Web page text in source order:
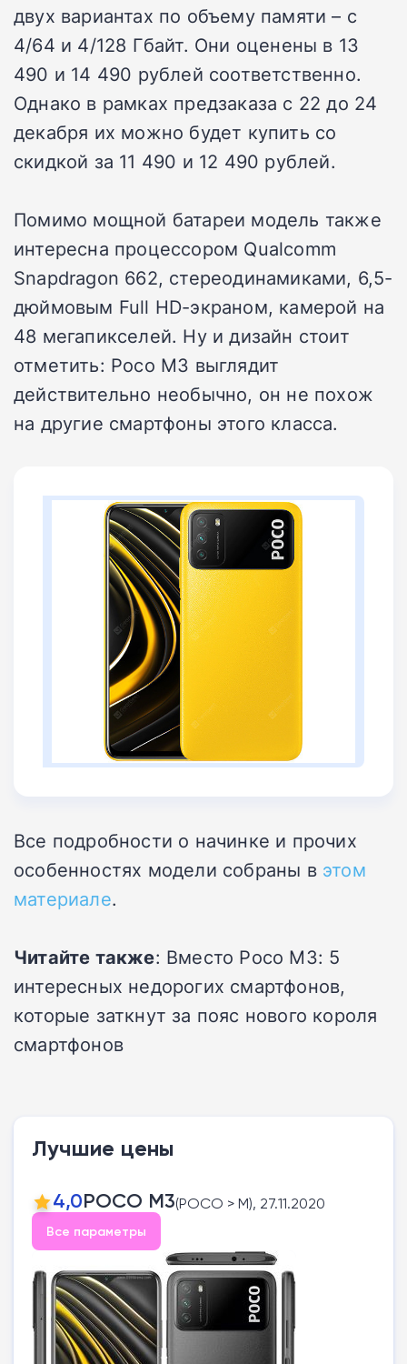
двух вариантах по объему памяти – с
4/64 и 4/128 Гбайт. Они оценены в 13
490 и 14 490 рублей соответственно.
Однако в рамках предзаказа с 22 до 24
декабря их можно будет купить со
скидкой за 11 490 и 12 490 рублей.
Помимо мощной батареи модель также
интересна процессором Qualcomm
Snapdragon 662, стереодинамиками, 6,5-
дюймовым Full HD-экраном, камерой на
48 мегапикселей. Ну и дизайн стоит
отметить: Poco M3 выглядит
действительно необычно, он не похож
на другие смартфоны этого класса.
Все подробности о начинке и прочих
особенностях модели собраны в этом
материале.
Читайте также: Вместо Poco M3: 5
интересных недорогих смартфонов,
которые заткнут за пояс нового короля
смартфонов
Лучшие цены
4,0POCO M3(POCO > M), 27.11.2020
Все параметры